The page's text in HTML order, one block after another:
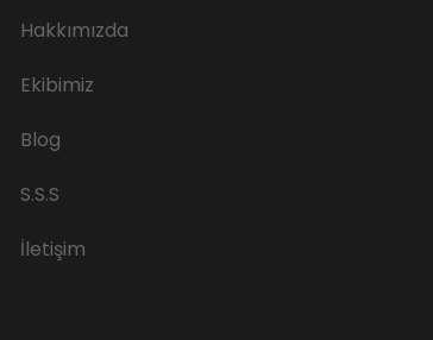
Hakkımızda
Ekibimiz
Blog
S.S.S
İletişim